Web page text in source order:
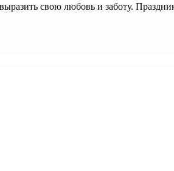
свою любовь и заботу.